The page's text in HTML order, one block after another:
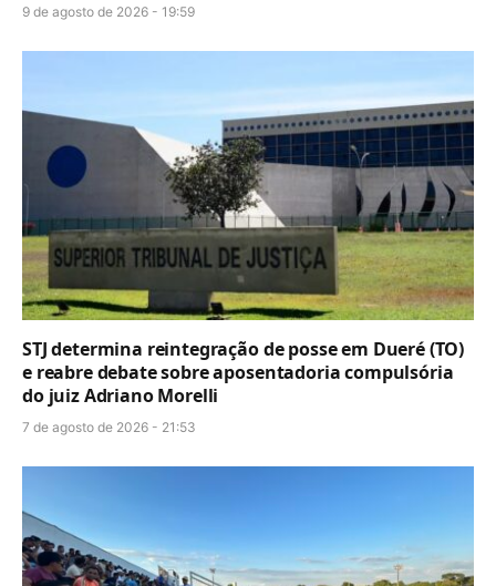
9 de agosto de 2026 - 19:59
STJ determina reintegração de posse em Dueré (TO)
e reabre debate sobre aposentadoria compulsória
do juiz Adriano Morelli
7 de agosto de 2026 - 21:53